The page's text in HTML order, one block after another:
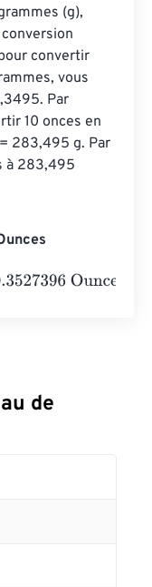
(g),
convertir
vous
Par
10 onces en
283,495 g. Par
à 283,495
=0.3527396
de